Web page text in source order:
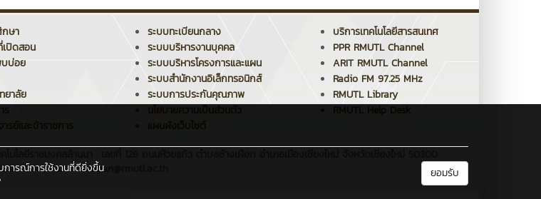
ษา
ปิดสอน
บบ่อย
ยาลัย
ระบบทะเบียนกลาง
ระบบบริหารงานบุคคล
ระบบบริหารโครงการและแผน
ระบบสำนักงานอิเล็กทรอนิกส์
ระบบการประกันคุณภาพ
บริการเทคโนโลยีสารสนเทศ
PPR RMUTL Channel
ARIT RMUTL Channel
Radio FM 97.25 MHz
RMUTL Library
1444 , อีเมล : saraban@rmutl.ac.th
บการณ์การใช้งานที่ดียิ่งขึ้น
ยอมรับ